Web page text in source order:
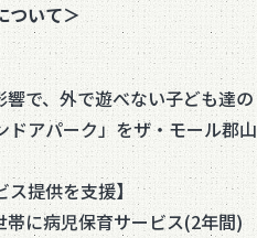
ついて＞
で、外で遊べない子ども達の
アパーク」をザ・モール郡山
ス提供を支援】
に病児保育サービス(2年間)